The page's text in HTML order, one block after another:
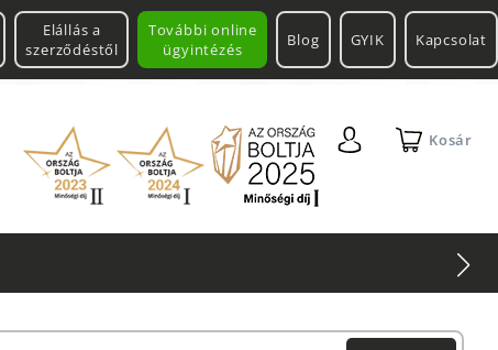
További online
ügyintézés
Elállás a
szerződéstől
Blog GYIK Kapcsolat
Kosár